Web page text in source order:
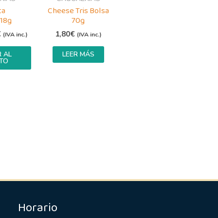
(IVA inc.)
AL
Cheese Tris Bolsa
70g
1,80€ (IVA inc.)
LEER MÁS
Horario